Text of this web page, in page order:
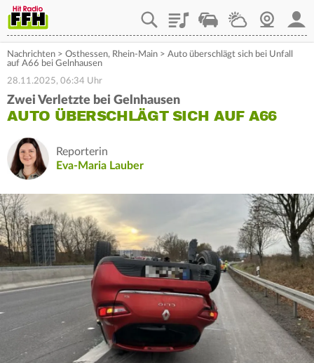
PlaylistStaupilotWetterWebcam
Nachrichten > Osthessen, Rhein-Main > Auto überschlägt sich bei Unfall
auf A66 bei Gelnhausen
28.11.2025, 06:34 Uhr
Zwei Verletzte bei Gelnhausen
AUTO ÜBERSCHLÄGT SICH AUF A66
Reporterin
Eva-Maria Lauber